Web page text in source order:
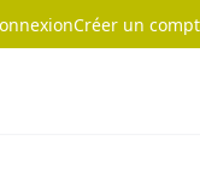
Créer un